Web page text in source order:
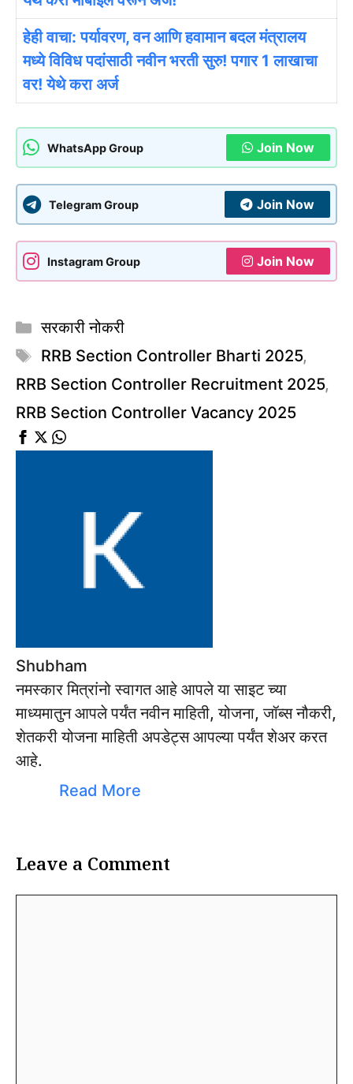
हेही वाचा: पर्यावरण, वन आणि हवामान बदल मंत्रालय
मध्ये विविध पदांसाठी नवीन भरती सुरु! पगार 1 लाखाचा
वर! येथे करा अर्ज
WhatsApp Group Join Now
Telegram Group Join Now
Instagram Group Join Now
Categories
सरकारी नोकरी
Tags
RRB Section Controller Bharti 2025,
RRB Section Controller Recruitment 2025,
RRB Section Controller Vacancy 2025
Shubham
नमस्कार मित्रांनो स्वागत आहे आपले या साइट च्या
माध्यमातुन आपले पर्यंत नवीन माहिती, योजना, जॉब्स नौकरी,
शेतकरी योजना माहिती अपडेट्स आपल्या पर्यंत शेअर करत
आहे.
Read More
Leave a Comment